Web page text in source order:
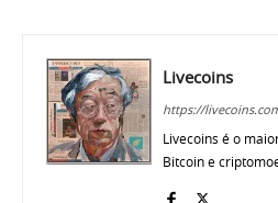
Livecoins
https://
Livecoins é o
Bitcoin e